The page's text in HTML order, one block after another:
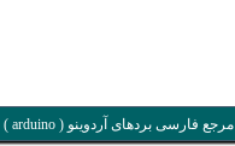
مرجع فارسی بردهای آردوینو ( arduino )